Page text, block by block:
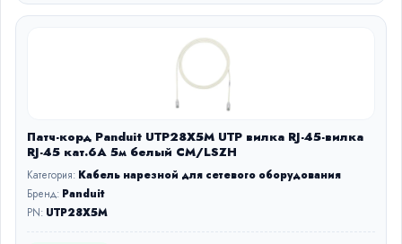
Патч-корд Panduit UTP28X5M UTP вилка RJ-45-вилка
RJ-45 кат.6А 5м белый CM/LSZH
Категория: Кабель нарезной для сетевого оборудования
Бренд: Panduit
PN: UTP28X5M